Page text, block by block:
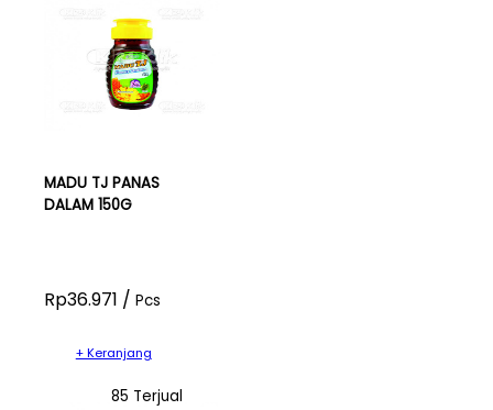
MADU TJ PANAS
DALAM 150G
Rp36.971 / Pcs
+ Keranjang
85 Terjual